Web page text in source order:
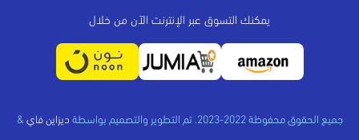
جميع الحقوق محفوظة 2022-2023. تم التطوير والتصميم بواسطة ديزاين فاي &
يمكنك التسوق عبر الإنترنت الآن من خلال